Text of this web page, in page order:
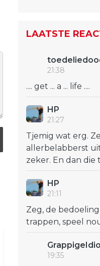
LAATSTE
21:38
.... get ... a ... life ....
HP
21:27
Tjemig wat erg.
allerbelabberst
zeker. En dan die
HP
21:11
Zeg, de
trappen, speel
19:35